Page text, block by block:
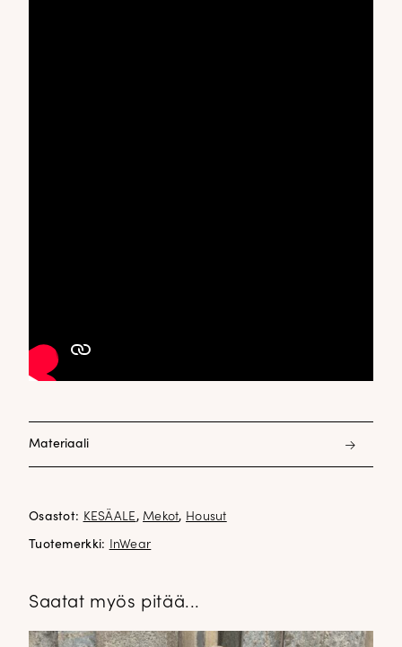
Materiaali
Osastot: KESÄALE, Mekot, Housut
Tuotemerkki: InWear
Saatat myös pitää...